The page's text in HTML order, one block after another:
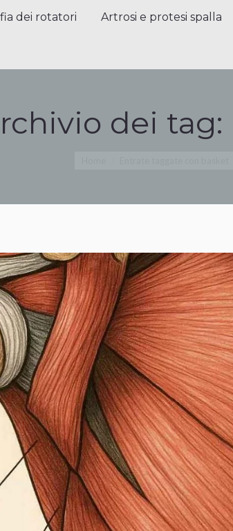
dei rotatori Artrosi e protesi spalla
dei tag:
dei rotatori Artrosi e protesi spalla